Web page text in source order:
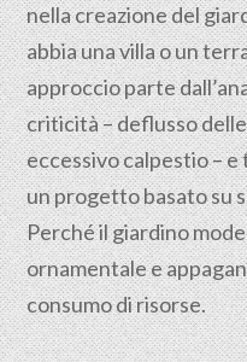
nella creazione del
abbia una villa o un
approccio parte
criticità – deflusso
eccessivo calpestio – e
un progetto basato su
Perché il giardino
ornamentale e
consumo di risorse.